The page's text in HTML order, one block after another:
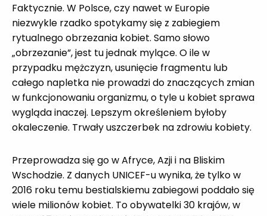
Faktycznie. W Polsce, czy nawet w Europie
niezwykle rzadko spotykamy się z zabiegiem
rytualnego obrzezania kobiet. Samo słowo
„obrzezanie”, jest tu jednak mylące. O ile w
przypadku mężczyzn, usunięcie fragmentu lub
całego napletka nie prowadzi do znaczących zmian
w funkcjonowaniu organizmu, o tyle u kobiet sprawa
wygląda inaczej. Lepszym określeniem byłoby
okaleczenie. Trwały uszczerbek na zdrowiu kobiety.
Przeprowadza się go w Afryce, Azji i na Bliskim
Wschodzie. Z danych UNICEF-u wynika, że tylko w
2016 roku temu bestialskiemu zabiegowi poddało się
wiele milionów kobiet. To obywatelki 30 krajów, w